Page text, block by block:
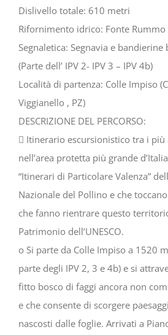
Dislivello totale: 610 metri
Rifornimento idrico: Fonte Rummo
Segnaletica: Segnavia e bandierine
(Parte dell’ IPV 2- IPV 3 – IPV 4b)
Località di partenza: Colle Impiso
Viggianello , PZ)
DESCRIZIONE DEL PERCORSO:
 Itinerario escursionistico tra i più
nell’area protetta più grande
“Itinerari di Particolare Valenza”
Nazionale del Pollino e che
che fanno rientrare questo
Patrimonio dell’UNESCO.
o Si parte da Colle Impiso a 1520
parte degli IPV 2, 3 e 4b) e si
fitto bosco di faggi ancora non
e che consente di scorgere
nascosti dalle foglie. Arrivati a